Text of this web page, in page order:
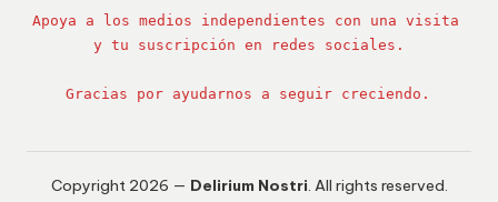
Apoya a los medios independientes con una visita
y tu suscripción en redes sociales.
Gracias por ayudarnos a seguir creciendo.
Copyright 2026 — Delirium Nostri. All rights reserved.